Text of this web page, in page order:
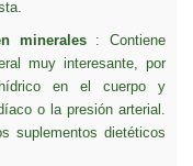
minerales : Contiene
muy interesante, por
en el cuerpo y
o la presión arterial.
suplementos dietéticos